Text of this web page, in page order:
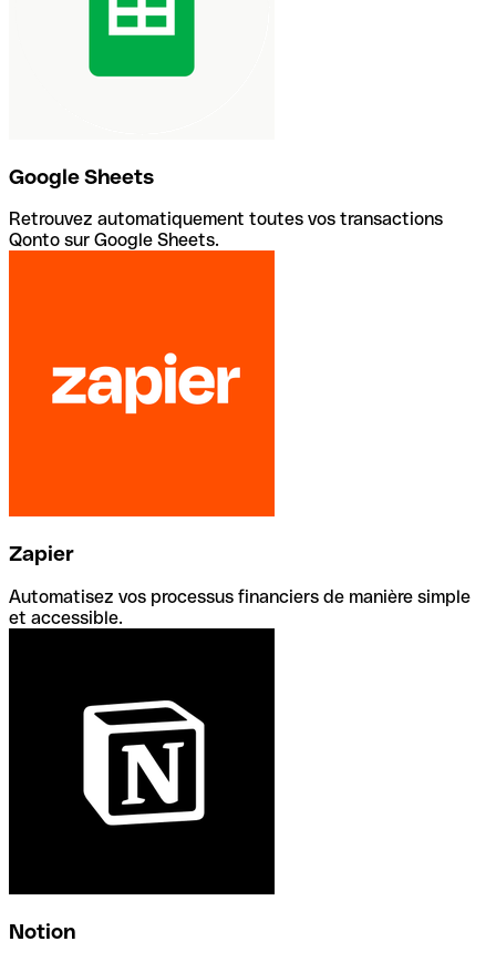
Google Sheets
Retrouvez automatiquement toutes vos transactions
Qonto sur Google Sheets.
Zapier
Automatisez vos processus financiers de manière simple
et accessible.
Notion